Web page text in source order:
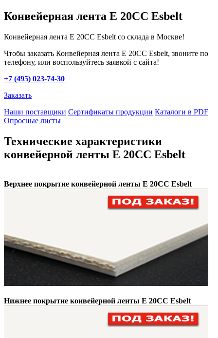
Конвейерная лента E 20CC Esbelt
Конвейерная лента E 20CC Esbelt со склада в Москве!
Чтобы заказать Конвейерная лента E 20CC Esbelt, звоните по
телефону, или воспользуйтесь заявкой с сайта!
+7 (495) 023-74-30
Заказать
Наши поставщики Сертификаты продукции Каталоги в PDF
Опросные листы
Технические характеристики
конвейерной ленты E 20CC Esbelt
Верхнее покрытие конвейерной ленты E 20CC Esbelt
Нижнее покрытие конвейерной ленты E 20CC Esbelt